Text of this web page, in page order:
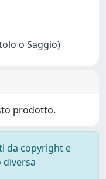
o Saggio)
prodotto.
da copyright e